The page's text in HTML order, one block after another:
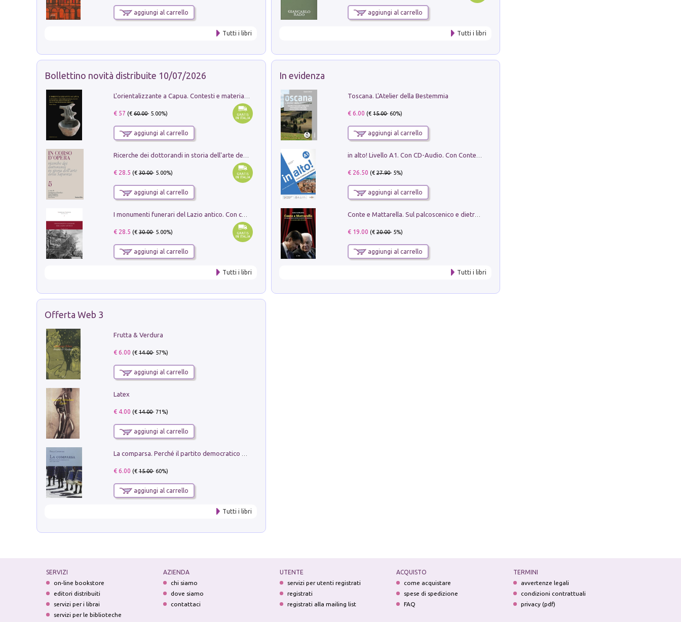
aggiungi al carrello
Tutti i libri
aggiungi al carrello
Tutti i libri
Bollettino novità distribuite 10/07/2026
€ 57 (€60.00- 5.00%)
aggiungi al carrello
€ 28.5 (€30.00- 5.00%)
aggiungi al carrello
I monumenti funerari del Lazio antico. Con cartella con tavole
€ 28.5 (€30.00- 5.00%)
aggiungi al carrello
Tutti i libri
In evidenza
Toscana. L'Atelier della Bestemmia
€ 6.00 (€15.00- 60%)
aggiungi al carrello
€ 26.50 (€27.90- 5%)
aggiungi al carrello
€ 19.00 (€20.00- 5%)
aggiungi al carrello
Tutti i libri
Offerta Web 3
Frutta & Verdura
€ 6.00 (€14.00- 57%)
aggiungi al carrello
Latex
€ 4.00 (€14.00- 71%)
aggiungi al carrello
€ 6.00 (€15.00- 60%)
aggiungi al carrello
Tutti i libri
SERVIZI
on-line bookstore
editori distribuiti
servizi per i librai
servizi per le biblioteche
AZIENDA
chi siamo
dove siamo
contattaci
UTENTE
servizi per utenti registrati
registrati
registrati alla mailing list
ACQUISTO
come acquistare
spese di spedizione
FAQ
TERMINI
avvertenze legali
condizioni contrattuali
privacy (pdf)